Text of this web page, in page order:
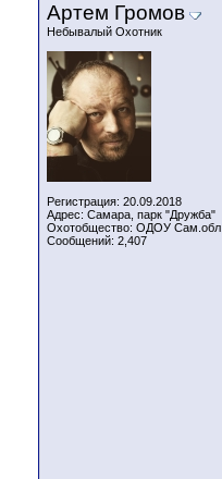
Артем Громов
Небывалый Охотник
Регистрация: 20.09.2018
Адрес: Самара, парк "Дружба"
Охотобщество: ОДОУ Сам.обл.
Сообщений: 2,407